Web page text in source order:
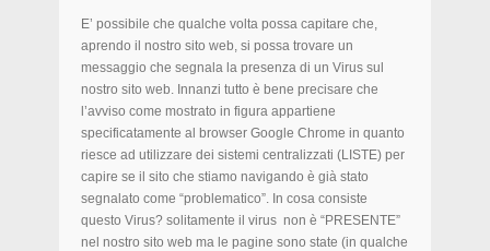
E’ possibile che qualche volta possa capitare che,
aprendo il nostro sito web, si possa trovare un
messaggio che segnala la presenza di un Virus sul
nostro sito web. Innanzi tutto è bene precisare che
l’avviso come mostrato in figura appartiene
specificatamente al browser Google Chrome in quanto
riesce ad utilizzare dei sistemi centralizzati (LISTE) per
capire se il sito che stiamo navigando è già stato
segnalato come “problematico”. In cosa consiste
questo Virus? solitamente il virus non è “PRESENTE”
nel nostro sito web ma le pagine sono state (in qualche